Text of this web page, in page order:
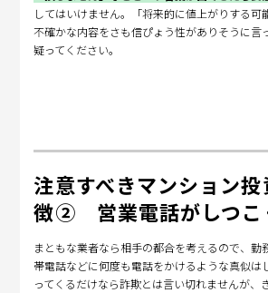
してはいけません。「将来的に値上がりする可
不確かな内容をさも信ぴょう性がありそうに言
疑ってください。
注意すべきマンション
徴② 営業電話がしつこ
まともな業者なら相手の都合を考えるので、勤
帯電話などに何度も電話をかけるような真似は
ってくるだけなら詐欺とは言い切れませんが、